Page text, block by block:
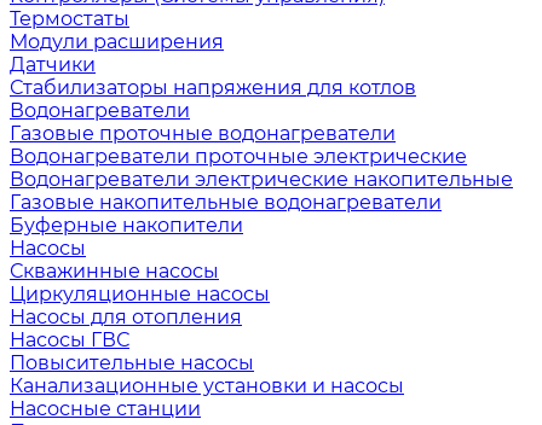
Термостаты
Модули расширения
Датчики
Стабилизаторы напряжения для котлов
Водонагреватели
Газовые проточные водонагреватели
Водонагреватели проточные электрические
Водонагреватели электрические накопительные
Газовые накопительные водонагреватели
Буферные накопители
Насосы
Скважинные насосы
Циркуляционные насосы
Насосы для отопления
Насосы ГВС
Повысительные насосы
Канализационные установки и насосы
Насосные станции